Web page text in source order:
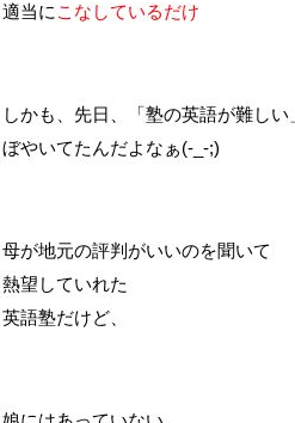
適当に こなしているだけ
しかも、先日、「塾の英語が難しい
ぼやいてたんだよなぁ(-_-;)
母が地元の評判がいいのを聞いて
熱望していれた
英語塾だけど、